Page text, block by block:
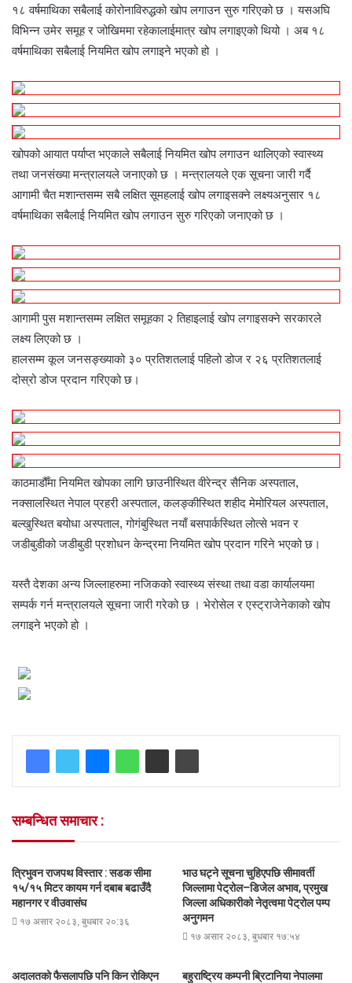
१८ वर्षमाथिका सबैलाई कोरोनाविरुद्धको खोप लगाउन सुरु गरिएको छ । यसअघि
विभिन्न उमेर समूह र जोखिममा रहेकालाईमात्र खोप लगाइएको थियो । अब १८
वर्षमाथिका सबैलाई नियमित खोप लगाइने भएको हो ।
खोपको आयात पर्याप्त भएकाले सबैलाई नियमित खोप लगाउन थालिएको स्वास्थ्य
तथा जनसंख्या मन्त्रालयले जनाएको छ । मन्त्रालयले एक सूचना जारी गर्दै
आगामी चैत मशान्तसम्म सबै लक्षित सूमहलाई खोप लगाइसक्ने लक्ष्यअनुसार १८
वर्षमाथिका सबैलाई नियमित खोप लगाउन सुरु गरिएको जनाएको छ ।
आगामी पुस मशान्तसम्म लक्षित समूहका २ तिहाइलाई खोप लगाइसक्ने सरकारले
लक्ष्य लिएको छ ।
हालसम्म कूल जनसङ्ख्याको ३० प्रतिशतलाई पहिलो डोज र २६ प्रतिशतलाई
दोस्रो डोज प्रदान गरिएको छ।
काठमाडौँमा नियमित खोपका लागि छाउनीस्थित वीरेन्द्र सैनिक अस्पताल,
नक्सालस्थित नेपाल प्रहरी अस्पताल, कलङ्कीस्थित शहीद मेमोरियल अस्पताल,
बल्खुस्थित बयोधा अस्पताल, गोगंबुस्थित नयाँ बसपार्कस्थित लोत्से भवन र
जडीबुडीको जडीबुडी प्रशोधन केन्द्रमा नियमित खोप प्रदान गरिने भएको छ।
यस्तै देशका अन्य जिल्लाहरुमा नजिकको स्वास्थ्य संस्था तथा वडा कार्यालयमा
सम्पर्क गर्न मन्त्रालयले सूचना जारी गरेको छ । भेरोसेल र एस्ट्राजेनेकाको खोप
लगाइने भएको हो ।
सम्बन्धित समाचार :
त्रिभुवन राजपथ विस्तार : सडक सीमा
१५/१५ मिटर कायम गर्न दबाब बढाउँदै
महानगर र वीउवासंघ
१७ असार २०८३, बुधबार २०:३६
भाउ घट्ने सूचना चुहिएपछि सीमावर्ती
जिल्लामा पेट्रोल–डिजेल अभाव, प्रमुख
जिल्ला अधिकारीको नेतृत्वमा पेट्रोल पम्प
अनुगमन
१७ असार २०८३, बुधबार १७:५४
अदालतको फैसलापछि पनि किन रोकिएन
बहुराष्ट्रिय कम्पनी ब्रिटानिया नेपालमा